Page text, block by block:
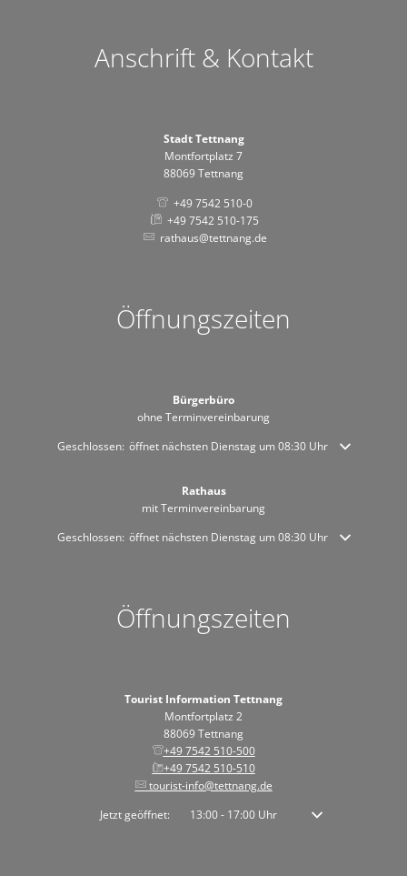
Anschrift & Kontakt
Stadt Tettnang
Montfortplatz 7
88069 Tettnang
+49 7542 510-0
+49 7542 510-175
rathaus@tettnang.de
Öffnungszeiten
Bürgerbüro
ohne Terminvereinbarung
Klicken, um weitere Öffnungs- oder Schließzeiten auszublenden
Geschlossen: öffnet nächsten Dienstag um 08:30 Uhr
Rathaus
mit Terminvereinbarung
Klicken, um weitere Öffnungs- oder Schließzeiten auszublenden
Geschlossen: öffnet nächsten Dienstag um 08:30 Uhr
Öffnungszeiten
Tourist Information Tettnang
Montfortplatz 2
88069 Tettnang
+49 7542 510-500
+49 7542 510-510
tourist-info@tettnang.de
Klicken, um weitere Öffnungs- oder Schließzeiten auszublenden
Jetzt geöffnet: 13:00- 17:00Uhr Von 13:00 bis 17:00